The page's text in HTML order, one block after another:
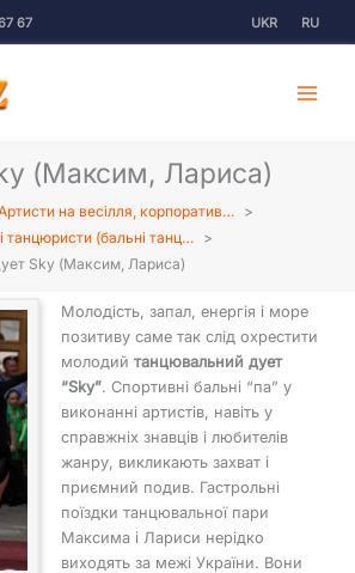
67 UKR RU
(Максим, Лариса)
на весілля, корпоратив…
танцюристи (бальні танц…
Sky (Максим, Лариса)
Молодість, запал, енергія і море
позитиву саме так слід охрестити
молодийтанцювальний дует
“Sky”. Спортивні бальні “па” у
виконанні артистів, навіть у
справжніх знавців і любителів
жанру, викликають захват і
приємний подив. Гастрольні
поїздки танцювальної пари
Максима і Лариси нерідко
виходять за межі України. Вони